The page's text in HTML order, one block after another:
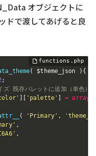
オブジェクトに
ドで渡してあげると良
( $theme_json ) {
;
既存パレットに追加（単色）
] [ 'palette' ] = array
( 'Primary' ,
,
,